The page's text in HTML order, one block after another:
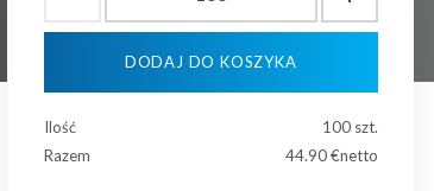
DODAJ DO KOSZYKA
Ilość 100 szt.
Razem
44.90€netto